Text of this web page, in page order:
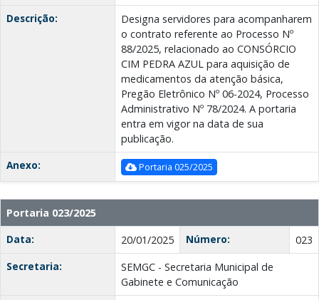
Descrição:
Designa servidores para acompanharem
o contrato referente ao Processo Nº
88/2025, relacionado ao CONSÓRCIO
CIM PEDRA AZUL para aquisição de
medicamentos da atenção básica,
Pregão Eletrônico Nº 06-2024, Processo
Administrativo Nº 78/2024. A portaria
entra em vigor na data de sua
publicação.
Anexo:
Portaria 025/2025
Portaria 023/2025
Data:
20/01/2025 Número:
023
Secretaria:
SEMGC - Secretaria Municipal de
Gabinete e Comunicação